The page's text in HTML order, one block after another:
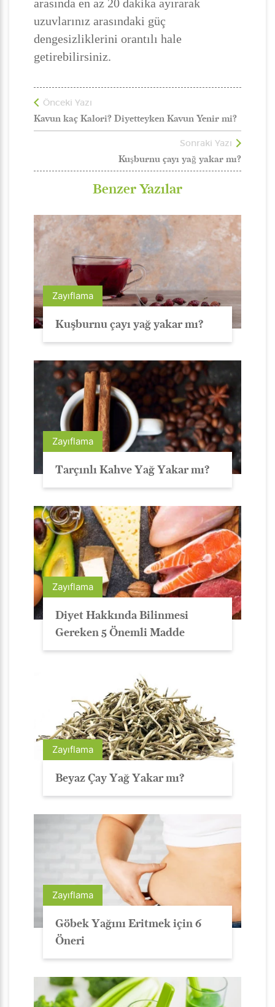
arasında en az 20 dakika ayırarak
uzuvlarınız arasındaki güç
dengesizliklerini orantılı hale
getirebilirsiniz.
Önceki Yazı
Kavun kaç Kalori? Diyetteyken Kavun Yenir mi?
Sonraki Yazı
Kuşburnu çayı yağ yakar mı?
Benzer Yazılar
Zayıflama
Kuşburnu çayı yağ yakar mı?
Zayıflama
Tarçınlı Kahve Yağ Yakar mı?
Zayıflama
Diyet Hakkında Bilinmesi
Gereken 5 Önemli Madde
Zayıflama
Beyaz Çay Yağ Yakar mı?
Zayıflama
Göbek Yağını Eritmek için 6
Öneri